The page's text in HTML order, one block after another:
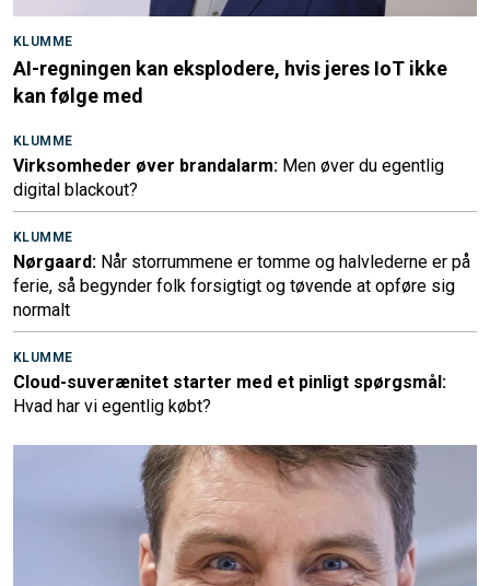
KLUMME
AI-regningen kan eksplodere, hvis jeres IoT ikke
kan følge med
KLUMME
Virksomheder øver brandalarm: Men øver du egentlig
digital blackout?
KLUMME
Nørgaard: Når storrummene er tomme og halvlederne er på
ferie, så begynder folk forsigtigt og tøvende at opføre sig
normalt
KLUMME
Cloud-suverænitet starter med et pinligt spørgsmål:
Hvad har vi egentlig købt?